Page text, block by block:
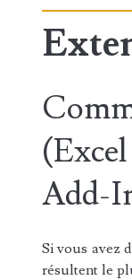
Add-
Si vous avez
résultent le